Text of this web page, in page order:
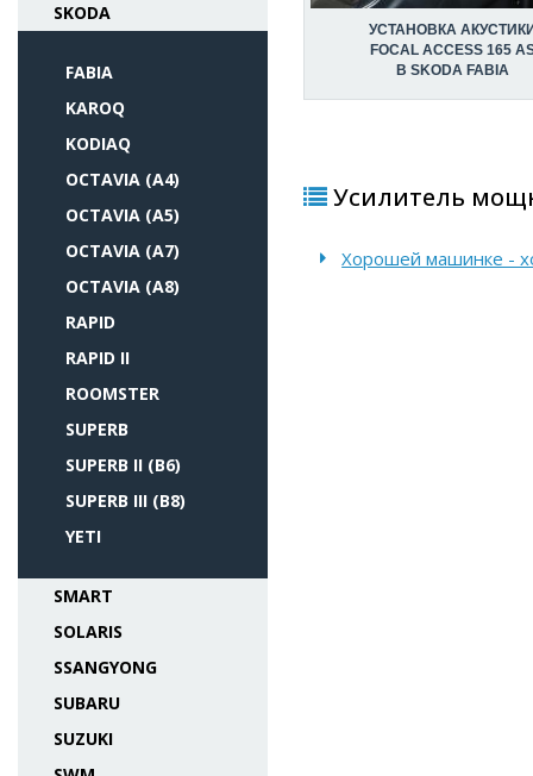
SKODA
FABIA
KAROQ
KODIAQ
OCTAVIA (A4)
OCTAVIA (A5)
OCTAVIA (A7)
OCTAVIA (A8)
RAPID
RAPID II
ROOMSTER
SUPERB
SUPERB II (B6)
SUPERB III (B8)
YETI
SMART
SOLARIS
SSANGYONG
SUBARU
SUZUKI
УСТАНОВКА
FOCAL ACCESS 165
В SKODA FABIA
Усилитель
Хорошей машинке -